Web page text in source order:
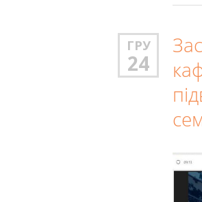
ГРУ
24